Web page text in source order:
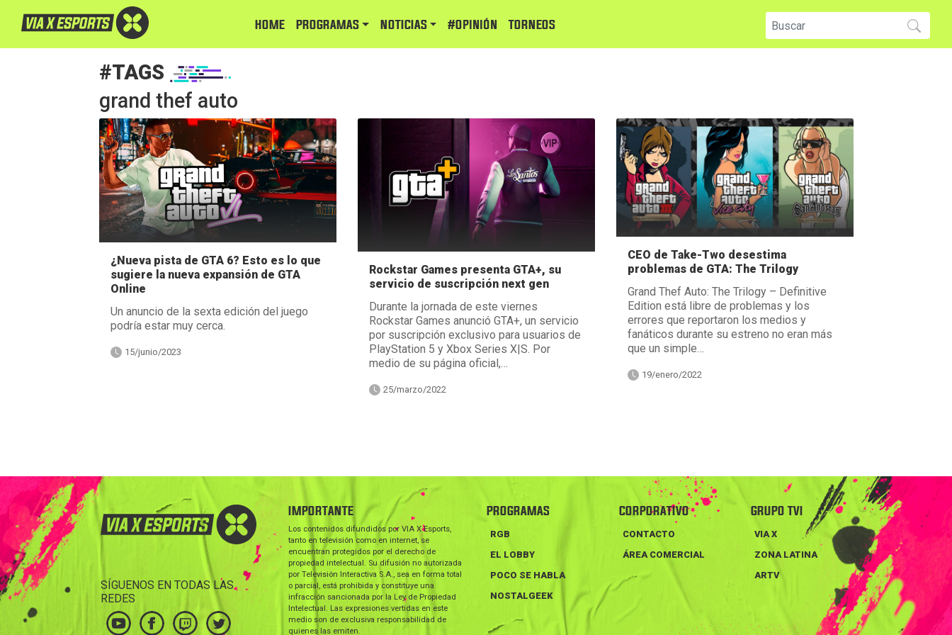
HOME PROGRAMAS NOTICIAS #Opinión TORNEOS
#TAGS
grand thef auto
¿Nueva pista de GTA 6? Esto es lo que
sugiere la nueva expansión de GTA
Online
Un anuncio de la sexta edición del juego
podría estar muy cerca.
15/junio/2023
Rockstar Games presenta GTA+, su
servicio de suscripción next gen
Durante la jornada de este viernes
Rockstar Games anunció GTA+, un servicio
por suscripción exclusivo para usuarios de
PlayStation 5 y Xbox Series X|S. Por
medio de su página oficial,…
25/marzo/2022
CEO de Take-Two desestima
problemas de GTA: The Trilogy
Grand Thef Auto: The Trilogy – Definitive
Edition está libre de problemas y los
errores que reportaron los medios y
fanáticos durante su estreno no eran más
que un simple…
19/enero/2022
SÍGUENOS EN TODAS LAS
REDES
IMPORTANTE
Los contenidos difundidos por VIA X Esports,
tanto en televisión como en internet, se
encuentran protegidos por el derecho de
propiedad intelectual. Su difusión no autorizada
por Televisión Interactiva S.A., sea en forma total
o parcial, está prohibida y constituye una
infracción sancionada por la Ley de Propiedad
Intelectual. Las expresiones vertidas en este
medio son de exclusiva responsabilidad de
quienes las emiten.
PROGRAMAS
RGB
EL LOBBY
POCO SE HABLA
NOSTALGEEK
CORPORATIVO
CONTACTO
ÁREA COMERCIAL
GRUPO TVI
VIA X
ZONA LATINA
ARTV